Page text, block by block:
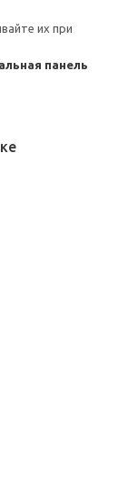
их при
панель